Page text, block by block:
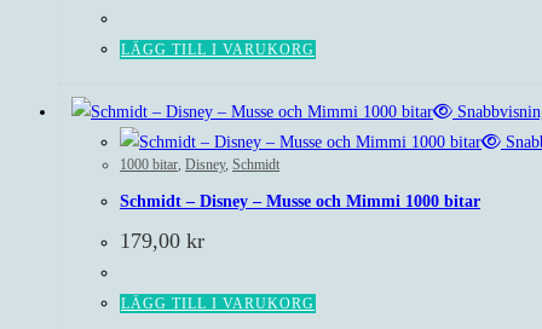
LÄGG TILL I VARUKORG
1000 bitar, Disney, Schmidt
Schmidt – Disney – Musse och Mimmi 1000 bitar
179,00 kr
LÄGG TILL I VARUKORG